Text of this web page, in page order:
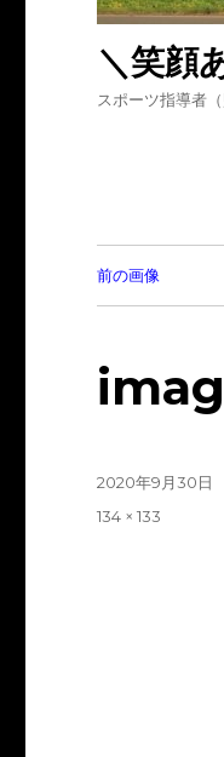
＼笑顔
スポーツ指導者
前の画像
投
2020年9月30日
フ
134 × 133